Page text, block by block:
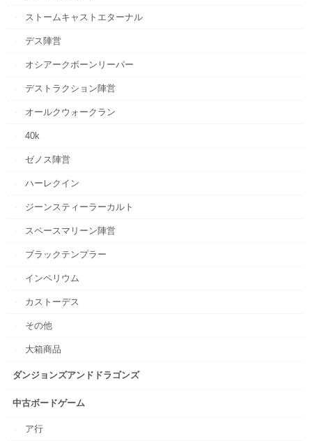
ストームキャストエターナル
デス陣営
オシアークボーンリーパー
デストラクション陣営
オールクウォークラン
40k
ゼノス陣営
ハーレクイン
ジーンスティーラーカルト
スペースマリーン陣営
ブラックテンプラー
インペリウム
カストーデス
その他
大箱商品
ダンジョンズアンドドラゴンズ
中古ボードゲーム
ア行